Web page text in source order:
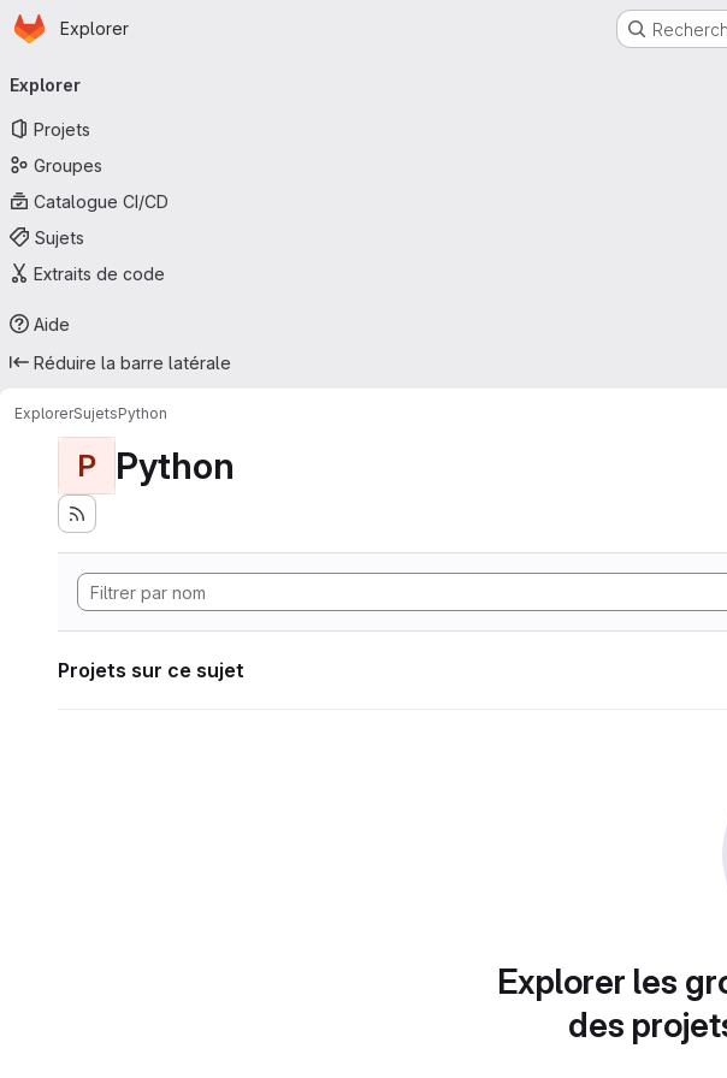
Passer au contenu principal
Page d'accueil
Explorer
principale
Explorer
Projets
Groupes
Catalogue CI/CD
Sujets
Extraits de code
Aide
Réduire la barre latérale
ExplorerSujetsPython
P Python
Projets sur ce sujet
Explorer les
des